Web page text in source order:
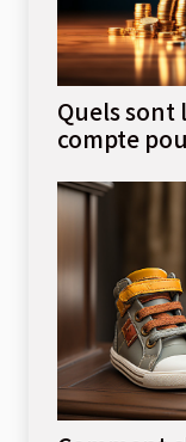
Quels sont
compte